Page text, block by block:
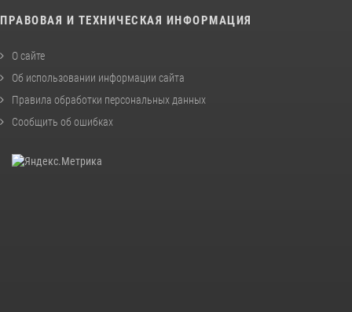
ПРАВОВАЯ И ТЕХНИЧЕСКАЯ ИНФОРМАЦИЯ
О сайте
Об использовании информации сайта
Правила обработки персональных данных
Сообщить об ошибках